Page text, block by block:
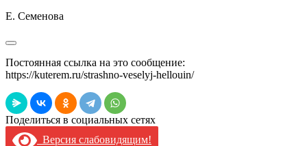
Е. Семенова
Постоянная ссылка на это сообщение:
https://kuterem.ru/strashno-veselyj-hellouin/
Поделиться в социальных сетях
Версия слабовидящим!